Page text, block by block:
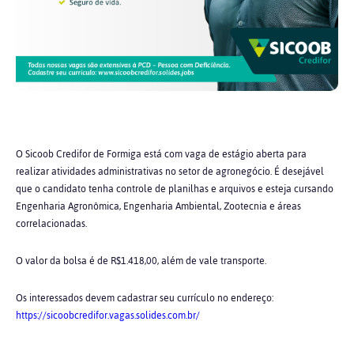
O Sicoob Credifor de Formiga está com vaga de estágio aberta para
realizar atividades administrativas no setor de agronegócio. É desejável
que o candidato tenha controle de planilhas e arquivos e esteja cursando
Engenharia Agronômica, Engenharia Ambiental, Zootecnia e áreas
correlacionadas.
O valor da bolsa é de R$1.418,00, além de vale transporte.
Os interessados devem cadastrar seu currículo no endereço:
https://sicoobcredifor.vagas.solides.com.br/